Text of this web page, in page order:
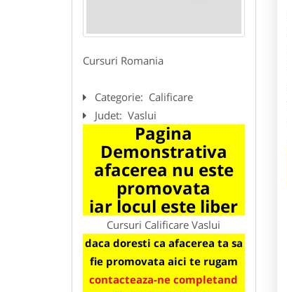
Cursuri Romania
Categorie: Calificare
Judet: Vaslui
Pagina
Demonstrativa
afacerea nu este
promovata
iar locul este liber
Cursuri Calificare Vaslui
daca doresti ca afacerea ta sa
fie promovata aici te rugam
contacteaza-ne completand